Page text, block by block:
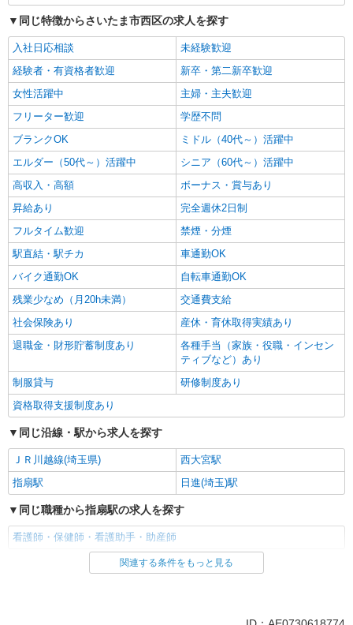
同じ特徴からさいたま市西区の求人を探す
入社日応相談
未経験歓迎
経験者・有資格者歓迎
新卒・第二新卒歓迎
女性活躍中
主婦・主夫歓迎
フリーター歓迎
学歴不問
ブランクOK
ミドル（40代～）活躍中
エルダー（50代～）活躍中
シニア（60代～）活躍中
高収入・高額
ボーナス・賞与あり
昇給あり
完全週休2日制
フルタイム歓迎
禁煙・分煙
駅直結・駅チカ
車通勤OK
バイク通勤OK
自転車通勤OK
残業少なめ（月20h未満）
交通費支給
社会保険あり
産休・育休取得実績あり
退職金・財形貯蓄制度あり
各種手当（家族・役職・インセン
ティブなど）あり
制服貸与
研修制度あり
資格取得支援制度あり
同じ沿線・駅から求人を探す
ＪＲ川越線(埼玉県)
西大宮駅
指扇駅
日進(埼玉)駅
同じ職種から指扇駅の求人を探す
看護師・保健師・看護助手・助産師
同じ雇用形態から指扇駅の求人を探す
関連する条件をもっと見る